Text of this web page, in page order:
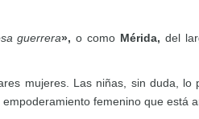
guerrera», o como Mérida, del
mujeres. Las niñas, sin duda, lo
femenino que está